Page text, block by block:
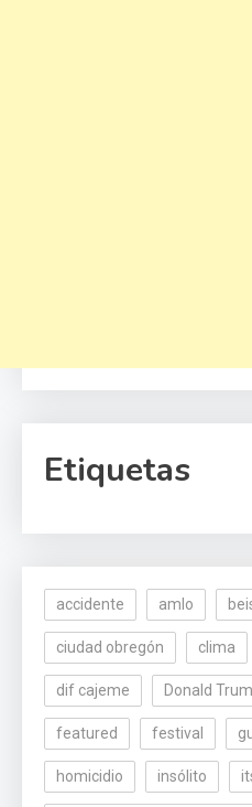
Etiquetas
accidente amlo
ciudad obregón clima
dif cajeme Donald
featured festival
homicidio insólito